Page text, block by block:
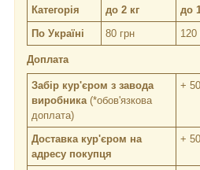
Категорія до 2 кг до
По Україні
80 грн 120
Доплата
Забір кур'єром з завода
виробника (*обов'язкова
доплата)
+
Доставка кур'єром на
адресу покупця
+